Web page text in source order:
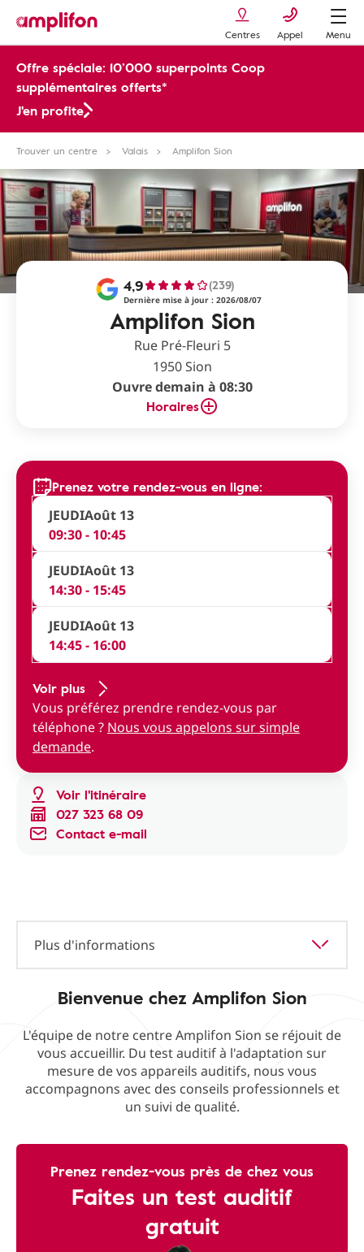
Centres Appel Menu
Offre spéciale: 10’000 superpoints Coop
supplémentaires offerts*
J'en profite
Trouver un centre Valais Amplifon Sion
Amplifon Sion
4,9 (239)
Dernière mise à jour : 2026/08/07
Rue Pré-Fleuri 5
1950 Sion
Ouvre demain à 08:30
Horaires
Voir l'itinéraire
027 323 68 09
Contact e-mail
Prenez votre rendez-vous en ligne:
JEUDIAoût 13
09:30 - 10:45
JEUDIAoût 13
14:30 - 15:45
JEUDIAoût 13
14:45 - 16:00
Voir plus
Vous préférez prendre rendez-vous par
téléphone ? Nous vous appelons sur simple
demande.
Plus d'informations
Bienvenue chez Amplifon Sion
L'équipe de notre centre Amplifon Sion se réjouit de
vous accueillir. Du test auditif à l'adaptation sur
mesure de vos appareils auditifs, nous vous
accompagnons avec des conseils professionnels et
un suivi de qualité.
Prenez rendez-vous près de chez vous
Faites un test auditif
gratuit